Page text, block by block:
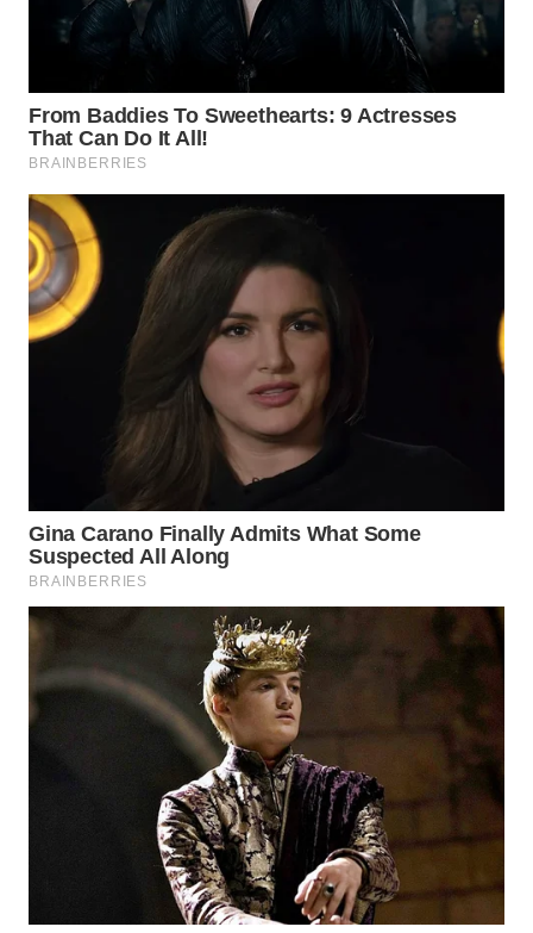
WN
KARO
WN
SIMALUNGUN
TAPANULI
WN DELI
SERDANG
TINGGI
WN